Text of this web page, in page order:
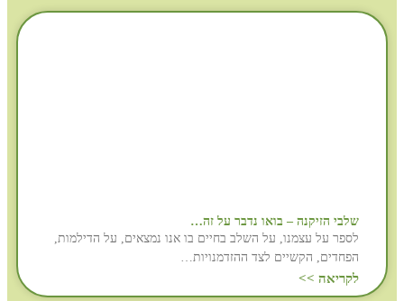
שלבי הזיקנה – בואו נדבר על זה…
לספר על עצמנו, על השלב בחיים בו אנו נמצאים, על הדילמות,
הפחדים, הקשיים לצד ההזדמנויות…
לקריאה >>